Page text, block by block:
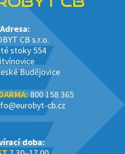
Adresa:
CB s.r.o.
stoky 554
Budějovice
800 158 365
cb.cz
doba: